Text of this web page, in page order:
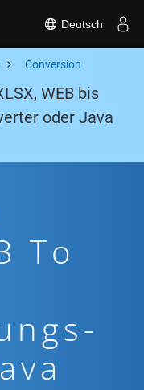
Deutsch
Conversion
WEB bis
oder Java
To